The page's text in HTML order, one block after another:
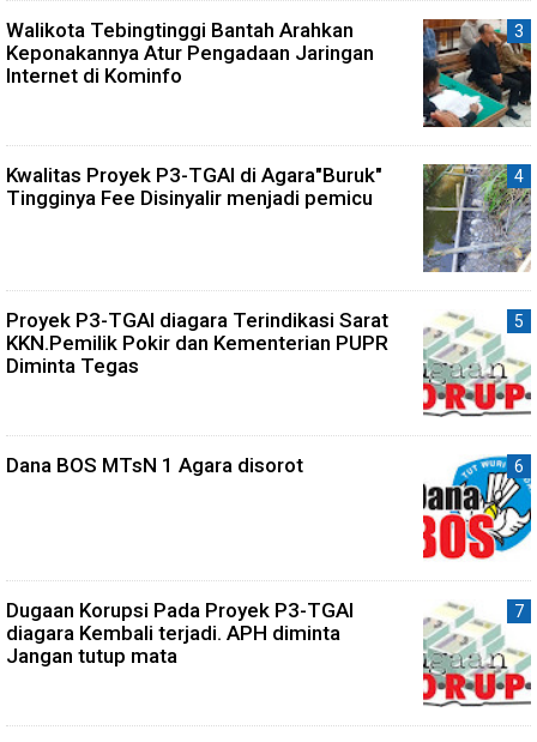
Walikota Tebingtinggi Bantah Arahkan
Keponakannya Atur Pengadaan Jaringan
Internet di Kominfo
Kwalitas Proyek P3-TGAI di Agara"Buruk"
Tingginya Fee Disinyalir menjadi pemicu
Proyek P3-TGAI diagara Terindikasi Sarat
KKN.Pemilik Pokir dan Kementerian PUPR
Diminta Tegas
Dana BOS MTsN 1 Agara disorot
Dugaan Korupsi Pada Proyek P3-TGAI
diagara Kembali terjadi. APH diminta
Jangan tutup mata